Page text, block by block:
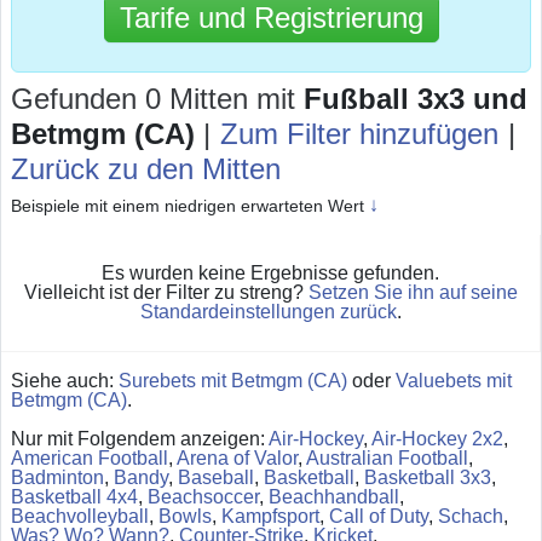
Tarife und Registrierung
Gefunden 0 Mitten mit Fußball 3x3 und
Betmgm (CA) | Zum Filter hinzufügen |
Zurück zu den Mitten
Beispiele mit einem niedrigen erwarteten Wert ↓
Es wurden keine Ergebnisse gefunden.
Vielleicht ist der Filter zu streng? Setzen Sie ihn auf seine
Standardeinstellungen zurück.
Siehe auch: Surebets mit Betmgm (CA) oder Valuebets mit
Betmgm (CA).
Nur mit Folgendem anzeigen: Air-Hockey, Air-Hockey 2x2,
American Football , Arena of Valor, Australian Football ,
Badminton, Bandy, Baseball , Basketball , Basketball 3x3,
Basketball 4x4, Beachsoccer, Beachhandball ,
Beachvolleyball , Bowls, Kampfsport, Call of Duty, Schach,
Was? Wo? Wann?, Counter-Strike, Kricket,